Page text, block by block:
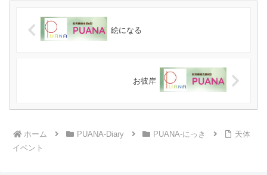
絵になる
お彼岸
ホーム PUANA-Diary PUANA-にっき
天体
イベント